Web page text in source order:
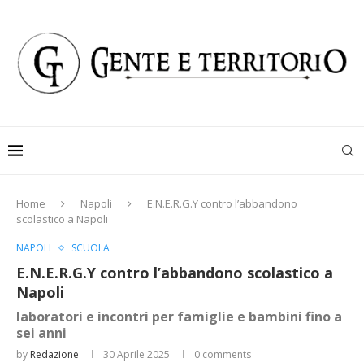
Home Napoli
E.N.E.R.G.Y contro l’abbandono
scolastico a Napoli
NAPOLI SCUOLA
E.N.E.R.G.Y contro l’abbandono scolastico a
Napoli
laboratori e incontri per famiglie e bambini fino a
sei anni
by Redazione 30 Aprile 2025 0 comments